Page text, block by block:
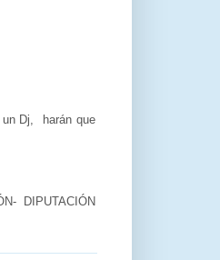
Dj, harán que
DIPUTACIÓN